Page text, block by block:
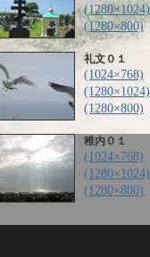
(1280×1024)
(1280×800)
礼文０１
(1024×768)
(1280×1024)
(1280×800)
稚内０１
(1024×768)
(1280×1024)
(1280×800)